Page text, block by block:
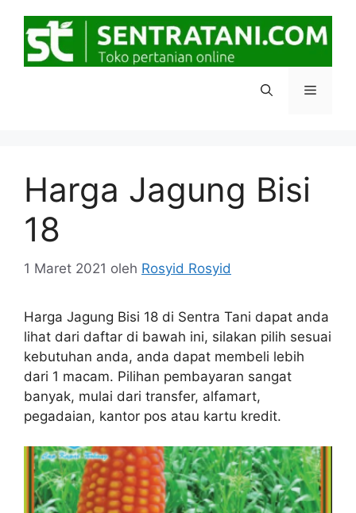
Menu
Harga Jagung Bisi
18
1 Maret 2021 oleh Rosyid Rosyid
Harga Jagung Bisi 18 di Sentra Tani dapat anda
lihat dari daftar di bawah ini, silakan pilih sesuai
kebutuhan anda, anda dapat membeli lebih
dari 1 macam. Pilihan pembayaran sangat
banyak, mulai dari transfer, alfamart,
pegadaian, kantor pos atau kartu kredit.